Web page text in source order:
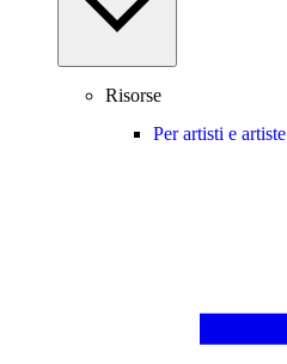
Risorse
Per artisti e artiste